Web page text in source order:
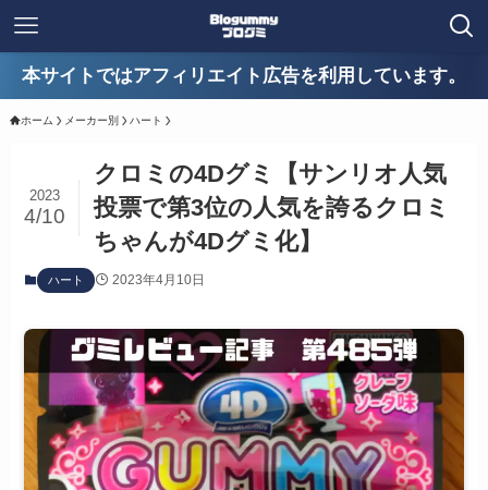
本サイトではアフィリエイト広告を利用しています。
ホーム メーカー別 ハート
クロミの4Dグミ【サンリオ人気
投票で第3位の人気を誇るクロミ
ちゃんが4Dグミ化】
2023
4/10
ハート 2023年4月10日